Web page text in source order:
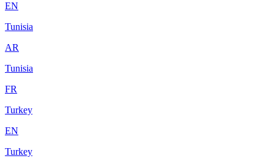
EN
Tunisia
AR
Tunisia
FR
Turkey
EN
Turkey